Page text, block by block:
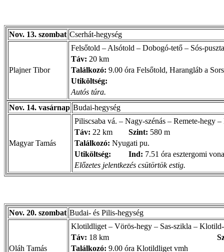
Nov. 13. szombat Cserhát-hegység
Plajner Tibor
Felsőtold – Alsótold – Dobogó-tető – Sós-
Táv: 20 km
Találkozó: 9.00 óra Felsőtold, Harangláb a
Utiköltség:
Autós túra.
Nov. 14. vasárnap Budai-hegység
Magyar Tamás
Piliscsaba vá. – Nagy-szénás – Remete-hegy
Táv: 22 km Szint: 580 m
Találkozó: Nyugati pu.
Utiköltség:
Ind: 7.51 óra esztergomi
Előzetes jelentkezés csütörtök estig.
Nov. 20. szombat Budai- és Pilis-hegység
Oláh Tamás
Klotildliget – Vörös-hegy – Sas-szikla –
Táv: 18 km
Találkozó: 9.00 óra Klotildliget vmh